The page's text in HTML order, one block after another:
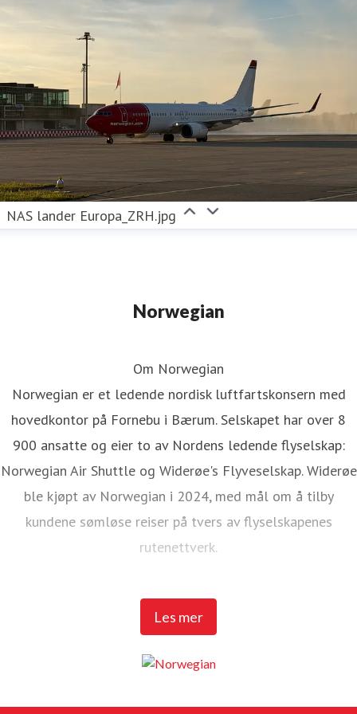
grønn omstilling av luftfarten.
Følg Norwegian på Instagram
LinkedIn
ogYouTube.
NAS lander Europa_ZRH.jpg
Norwegian
Les mer
Om Norwegian
Norwegian er et ledende nordisk luftfartskonsern med
hovedkontor på Fornebu i Bærum. Selskapet har over 8
900 ansatte og eier to av Nordens ledende flyselskap:
Norwegian Air Shuttle og Widerøe's Flyveselskap. Widerøe
ble kjøpt av Norwegian i 2024, med mål om å tilby
kundene sømløse reiser på tvers av flyselskapenes
rutenettverk.
Norwegian Air Shuttle har rundt 5 200 ansatte og tilbyr et
omfattende rutenett som knytter de nordiske landene til
over 23 millioner passasjerer og en flåte på 95 Boeing